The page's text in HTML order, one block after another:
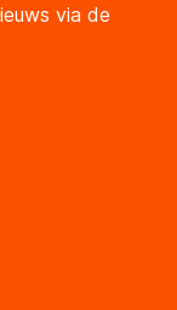
via de